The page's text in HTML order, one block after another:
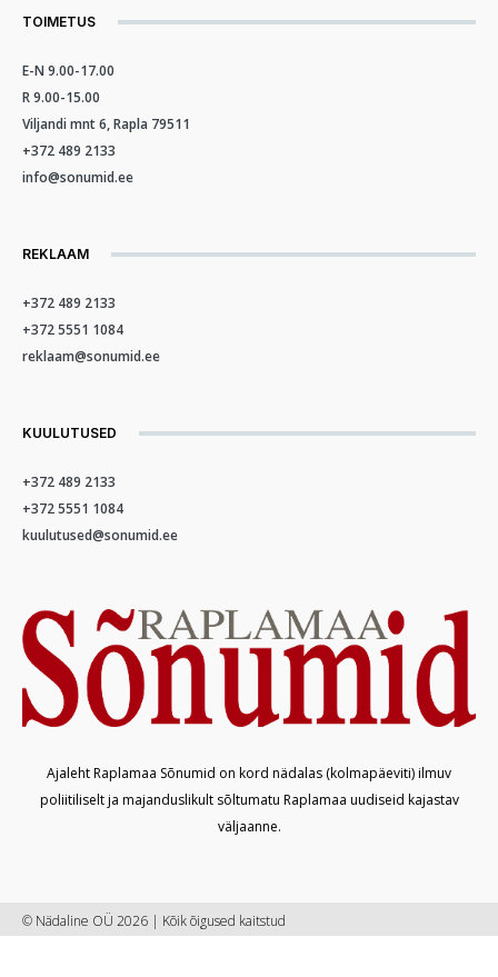
TOIMETUS
E-N 9.00-17.00
R 9.00-15.00
Viljandi mnt 6, Rapla 79511
+372 489 2133
info@sonumid.ee
REKLAAM
+372 489 2133
+372 5551 1084
reklaam@sonumid.ee
KUULUTUSED
+372 489 2133
+372 5551 1084
kuulutused@sonumid.ee
Ajaleht Raplamaa Sõnumid on kord nädalas (kolmapäeviti) ilmuv
poliitiliselt ja majanduslikult sõltumatu Raplamaa uudiseid kajastav
väljaanne.
© Nädaline OÜ 2026 | Kõik õigused kaitstud